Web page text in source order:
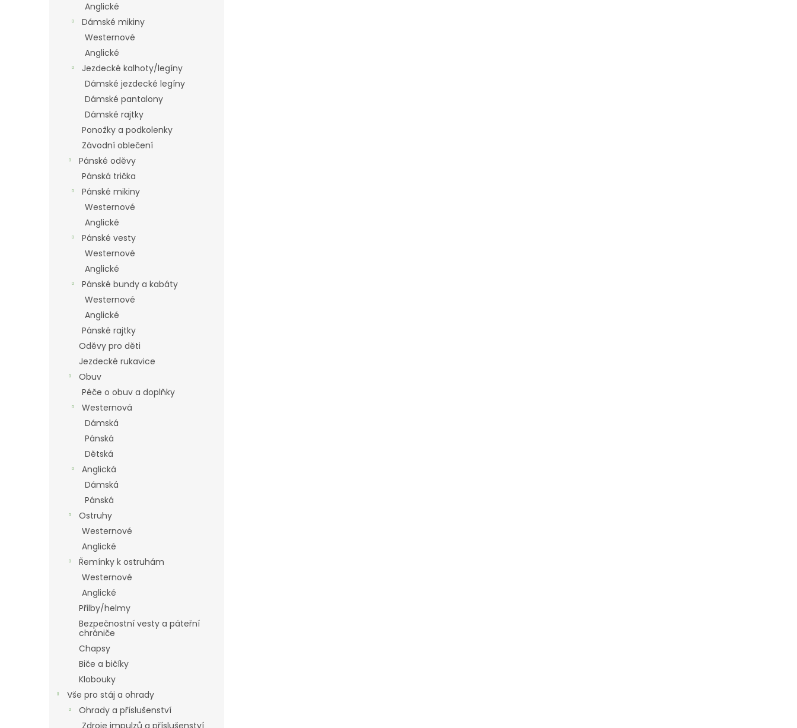
Anglické
Dámské mikiny
Westernové
Anglické
Jezdecké kalhoty/legíny
Dámské jezdecké legíny
Dámské pantalony
Dámské rajtky
Ponožky a podkolenky
Závodní oblečení
Pánské oděvy
Pánská trička
Pánské mikiny
Westernové
Anglické
Pánské vesty
Westernové
Anglické
Pánské bundy a kabáty
Westernové
Anglické
Pánské rajtky
Oděvy pro děti
Jezdecké rukavice
Obuv
Péče o obuv a doplňky
Westernová
Dámská
Pánská
Dětská
Anglická
Dámská
Pánská
Ostruhy
Westernové
Anglické
Řemínky k ostruhám
Westernové
Anglické
Přilby/helmy
Bezpečnostní vesty a páteřní
chrániče
Chapsy
Biče a bičíky
Klobouky
Vše pro stáj a ohrady
Ohrady a příslušenství
Zdroje impulzů a příslušenství